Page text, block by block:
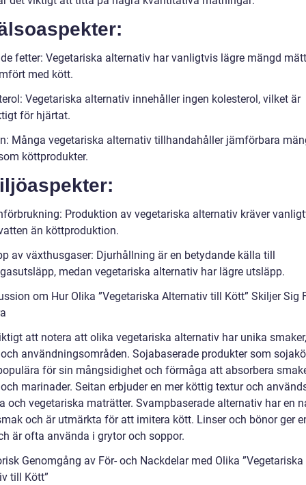
fetter: Vegetariska alternativ har vanligtvis lägre mängd
med kött.
Vegetariska alternativ innehåller ingen kolesterol, vilket är
för hjärtat.
Många vegetariska alternativ tillhandahåller jämförbara
köttprodukter.
Produktion av vegetariska alternativ kräver
än köttproduktion.
av växthusgaser: Djurhållning är en betydande källa till
medan vegetariska alternativ har lägre utsläpp.
om Hur Olika ”Vegetariska Alternativ till Kött” Skiljer Sig
att notera att olika vegetariska alternativ har unika smaker,
användningsområden. Sojabaserade produkter som
för sin mångsidighet och förmåga att absorbera
marinader. Seitan erbjuder en mer köttig textur och
och vegetariska maträtter. Svampbaserade alternativ har en
och är utmärkta för att imitera kött. Linser och bönor ger
är ofta använda i grytor och soppor.
Genomgång av För- och Nackdelar med Olika ”Vegetariska
till Kött”